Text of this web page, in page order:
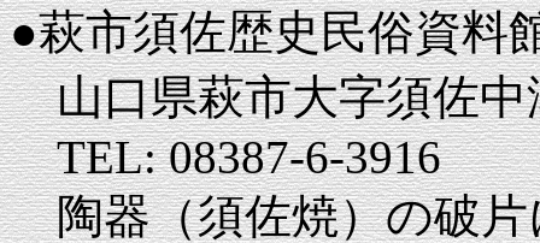
●萩市須佐歴史民俗資料
山口県萩市大字須佐中
TEL: 08387-6-3916
陶器（須佐焼）の破片